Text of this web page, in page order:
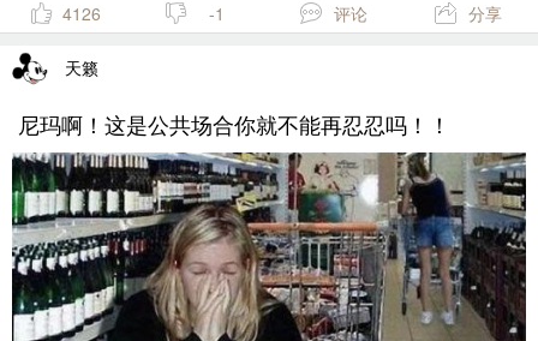
4126 -1 评论 分享
天籁
尼玛啊！这是公共场合你就不能再忍忍吗！！